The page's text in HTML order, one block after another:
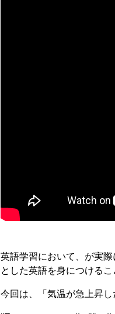
英語学習において、が実
とした英語を身につけるこ
今回は、「気温が急上昇